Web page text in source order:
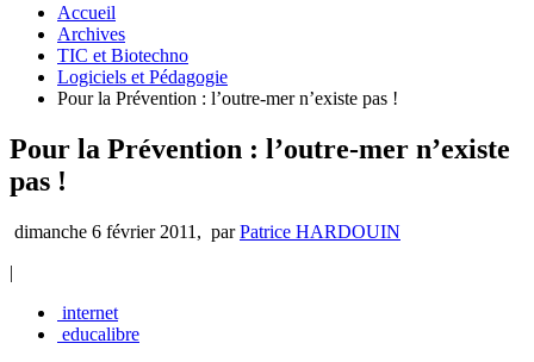
Accueil
Archives
TIC et Biotechno
Logiciels et Pédagogie
Pour la Prévention : l’outre-mer n’existe pas !
Pour la Prévention : l’outre-mer n’existe
pas !
dimanche 6 février 2011 , parPatrice HARDOUIN
|
internet
educalibre